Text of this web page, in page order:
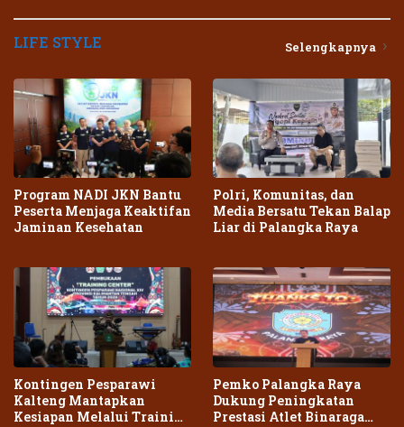
LIFE STYLE Selengkapnya
Program NADI JKN Bantu
Peserta Menjaga Keaktifan
Jaminan Kesehatan
Polri, Komunitas, dan
Media Bersatu Tekan Balap
Liar di Palangka Raya
Kontingen Pesparawi
Kalteng Mantapkan
Kesiapan Melalui Training
Pemko Palangka Raya
Dukung Peningkatan
Prestasi Atlet Binaraga